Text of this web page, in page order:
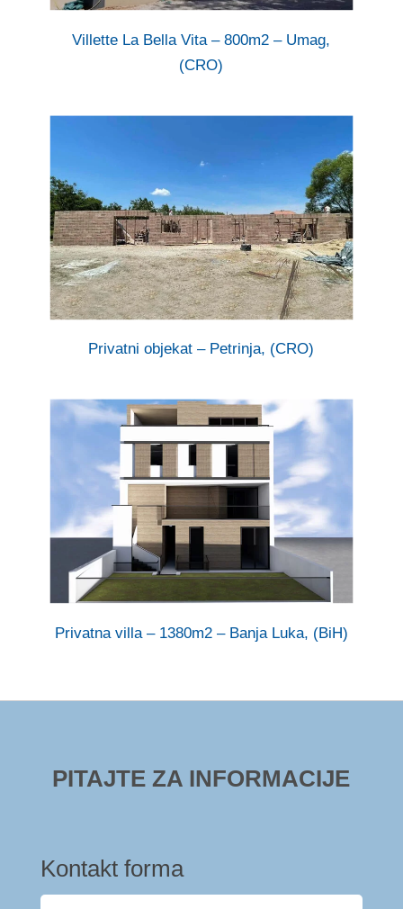
Villette La Bella Vita – 800m2 – Umag,
(CRO)
Privatni objekat – Petrinja, (CRO)
Privatna villa – 1380m2 – Banja Luka, (BiH)
PITAJTE ZA INFORMACIJE
Kontakt forma